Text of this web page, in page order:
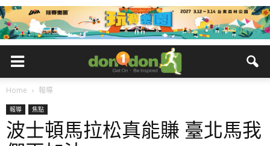
Home 報導
報導 焦點
波士頓馬拉松真能賺 臺北馬我